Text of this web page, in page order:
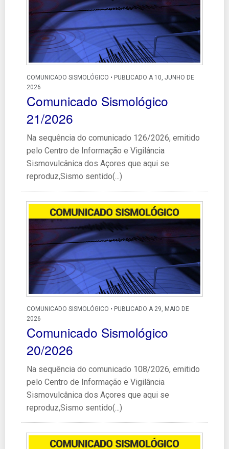
COMUNICADO SISMOLÓGICO • PUBLICADO A 10, JUNHO DE
2026
Comunicado Sismológico
21/2026
Na sequência do comunicado 126/2026, emitido
pelo Centro de Informação e Vigilância
Sismovulcânica dos Açores que aqui se
reproduz,Sismo sentido(...)
COMUNICADO SISMOLÓGICO • PUBLICADO A 29, MAIO DE
2026
Comunicado Sismológico
20/2026
Na sequência do comunicado 108/2026, emitido
pelo Centro de Informação e Vigilância
Sismovulcânica dos Açores que aqui se
reproduz,Sismo sentido(...)